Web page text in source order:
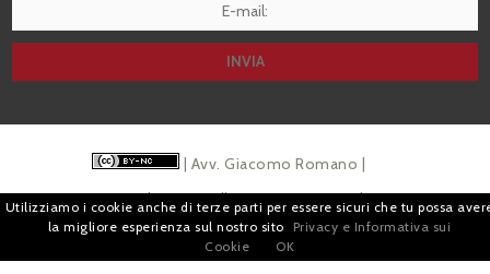
| Avv. Giacomo Romano |
Piazza di Campitelli, 2 - 00186 Roma | P.I.
07880501213 |Pubblicitàe Privacy
Utilizziamo i cookie anche di terze parti per essere sicuri che tu possa
la migliore esperienza sul nostro sito
Privacy e Informativa sui
Cookie
OK